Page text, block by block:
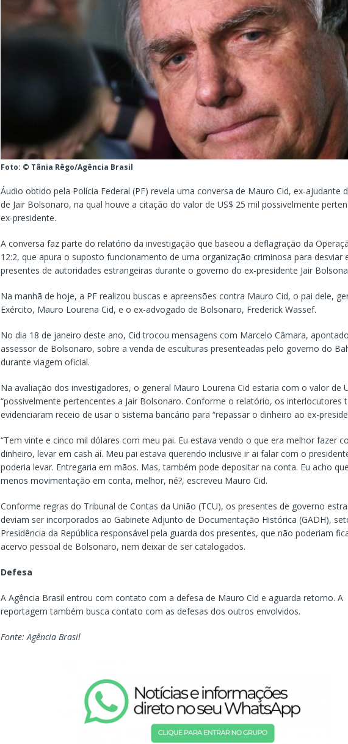
Foto: © Tânia Rêgo/Agência Brasil
Áudio obtido pela Polícia Federal (PF) revela uma conversa de Mauro Cid, ex-ajudante
de Jair Bolsonaro, na qual houve a citação do valor de US$ 25 mil possivelmente
ex-presidente.
A conversa faz parte do relatório da investigação que baseou a deflagração da
12:2, que apura o suposto funcionamento de uma organização criminosa para desviar
presentes de autoridades estrangeiras durante o governo do ex-presidente Jair
Na manhã de hoje, a PF realizou buscas e apreensões contra Mauro Cid, o pai dele,
Exército, Mauro Lourena Cid, e o ex-advogado de Bolsonaro, Frederick Wassef.
No dia 18 de janeiro deste ano, Cid trocou mensagens com Marcelo Câmara,
assessor de Bolsonaro, sobre a venda de esculturas presenteadas pelo governo do
durante viagem oficial.
Na avaliação dos investigadores, o general Mauro Lourena Cid estaria com o valor de
“possivelmente pertencentes a Jair Bolsonaro. Conforme o relatório, os interlocutores
evidenciaram receio de usar o sistema bancário para “repassar o dinheiro ao ex-
“Tem vinte e cinco mil dólares com meu pai. Eu estava vendo o que era melhor fazer
dinheiro, levar em cash aí. Meu pai estava querendo inclusive ir ai falar com o
poderia levar. Entregaria em mãos. Mas, também pode depositar na conta. Eu acho
menos movimentação em conta, melhor, né?, escreveu Mauro Cid.
Conforme regras do Tribunal de Contas da União (TCU), os presentes de governo
deviam ser incorporados ao Gabinete Adjunto de Documentação Histórica (GADH),
Presidência da República responsável pela guarda dos presentes, que não poderiam
acervo pessoal de Bolsonaro, nem deixar de ser catalogados.
Defesa
A Agência Brasil entrou com contato com a defesa de Mauro Cid e aguarda retorno. A
reportagem também busca contato com as defesas dos outros envolvidos.
Fonte: Agência Brasil